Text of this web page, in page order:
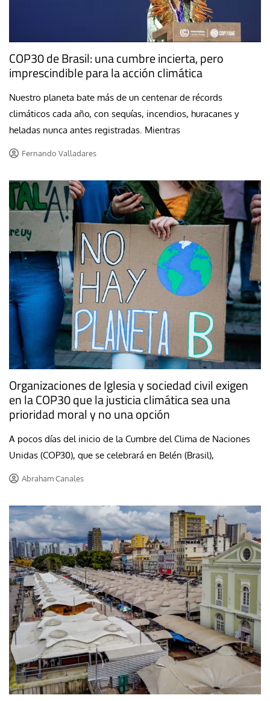
COP30 de Brasil: una cumbre incierta, pero
imprescindible para la acción climática
Nuestro planeta bate más de un centenar de récords
climáticos cada año, con sequías, incendios, huracanes y
heladas nunca antes registradas. Mientras
Fernando Valladares
Organizaciones de Iglesia y sociedad civil exigen
en la COP30 que la justicia climática sea una
prioridad moral y no una opción
A pocos días del inicio de la Cumbre del Clima de Naciones
Unidas (COP30), que se celebrará en Belén (Brasil),
Abraham Canales